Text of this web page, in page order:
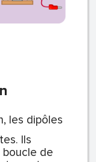
les dipôles
Ils
boucle de